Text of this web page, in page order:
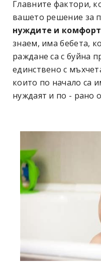
Главните фактори,
вашето решение за
нуждите и
знаем, има бебета,
раждане са с буйна
единствено с
които по начало са
нуждаят и по - рано